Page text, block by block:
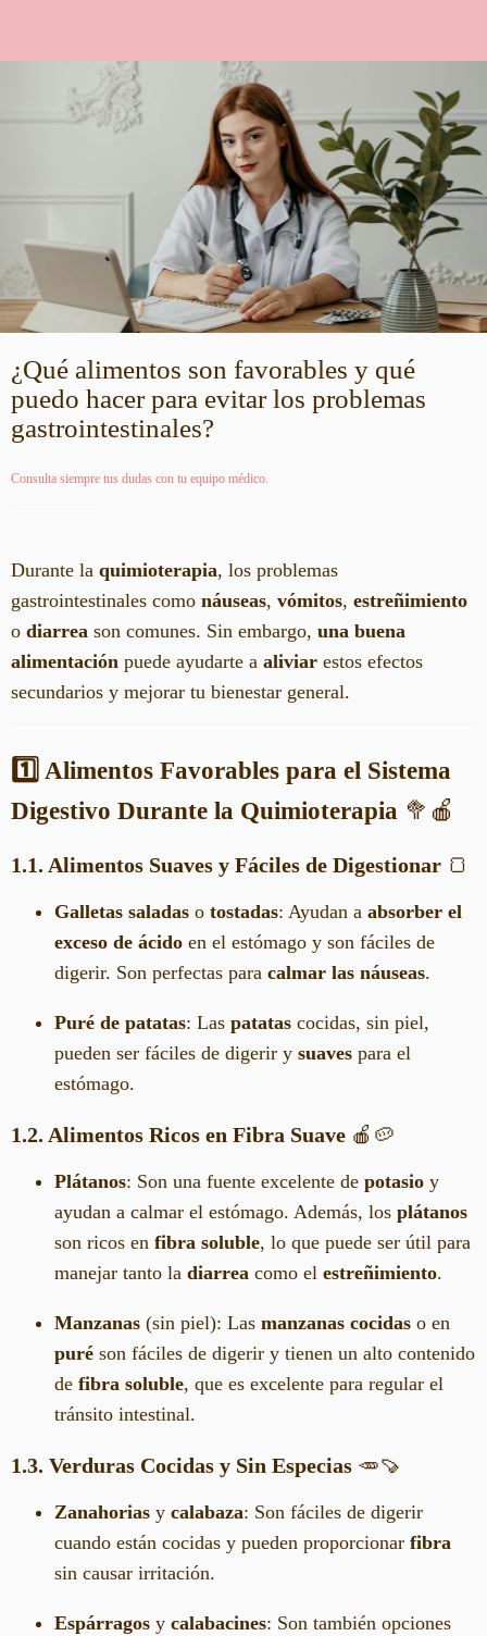
¿Qué alimentos son favorables y qué
puedo hacer para evitar los problemas
gastrointestinales?
Consulta siempre tus dudas con tu equipo médico.
Durante la quimioterapia, los problemas
gastrointestinales como náuseas, vómitos, estreñimiento
o diarrea son comunes. Sin embargo, una buena
alimentación puede ayudarte a aliviar estos efectos
secundarios y mejorar tu bienestar general.
1️⃣ Alimentos Favorables para el Sistema
Digestivo Durante la Quimioterapia 🥦🍎
1.1. Alimentos Suaves y Fáciles de Digestionar 🍞
Galletas saladas o tostadas: Ayudan a absorber el
exceso de ácido en el estómago y son fáciles de
digerir. Son perfectas para calmar las náuseas.
Puré de patatas: Las patatas cocidas, sin piel,
pueden ser fáciles de digerir y suaves para el
estómago.
1.2. Alimentos Ricos en Fibra Suave 🍎🥔
Plátanos: Son una fuente excelente de potasio y
ayudan a calmar el estómago. Además, los plátanos
son ricos en fibra soluble, lo que puede ser útil para
manejar tanto la diarrea como el estreñimiento.
Manzanas (sin piel): Las manzanas cocidas o en
puré son fáciles de digerir y tienen un alto contenido
de fibra soluble, que es excelente para regular el
tránsito intestinal.
1.3. Verduras Cocidas y Sin Especias 🥕🍠
Zanahorias y calabaza: Son fáciles de digerir
cuando están cocidas y pueden proporcionar fibra
sin causar irritación.
Espárragos y calabacines: Son también opciones